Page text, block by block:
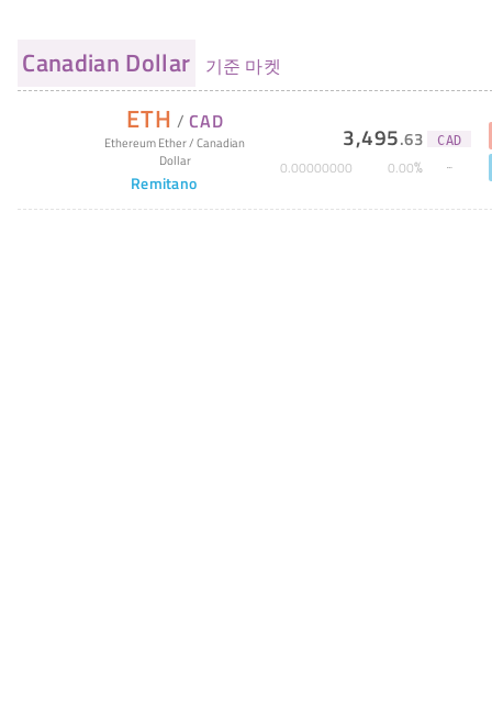
Canadian Dollar 기준 마켓
ETH /CAD
Ethereum Ether/Canadian
Dollar
Remitano
3,495.63 CAD
0.00000000 0.00%